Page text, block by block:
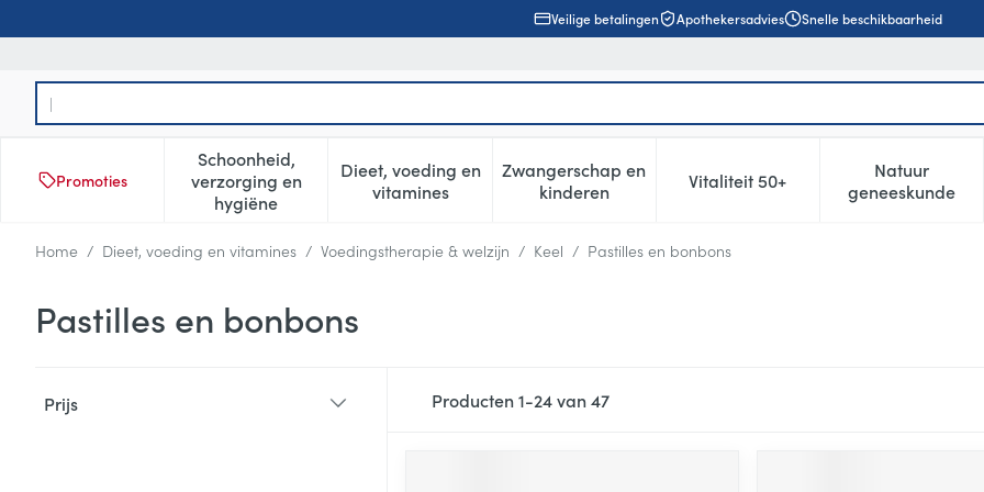
Veilige betalingen Apothekersadvies Snelle beschikbaarheid
Product, merk, categorie...
Promoties
Schoonheid,
verzorging en
hygiëne
Toon submenu voor Schoonheid, verzorging en hygiëne categorie
Dieet, voeding en
vitaminesToon submenu voor Dieet, voeding en vitamines categorie
Zwangerschap en
kinderenToon submenu voor Zwangerschap en kinderen
Vitaliteit 50+Toon submenu voor Vitaliteit
Natuur
geneeskunde
Toon
Home / Dieet, voeding en vitamines / Voedingstherapie & welzijn / Keel / Pastilles en bonbons
Pastilles en bonbons
Prijs
Producten1-24van47